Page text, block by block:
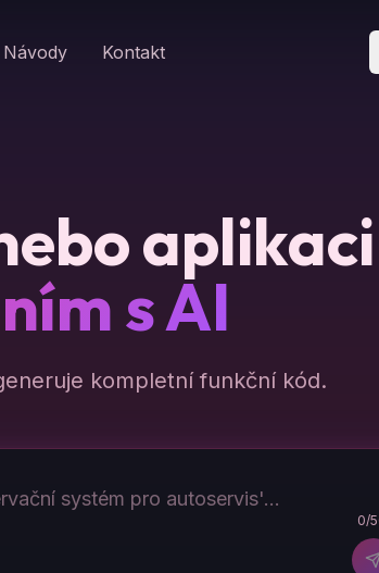
Návody Kontakt
aplikaci
s AI
kompletní funkční kód.
0/